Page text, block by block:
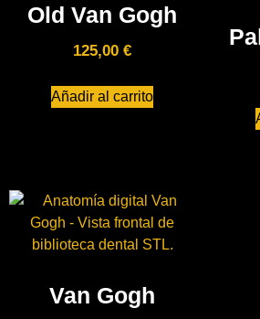
Old Van Gogh
125,00 €
Añadir al carrito
Van Gogh